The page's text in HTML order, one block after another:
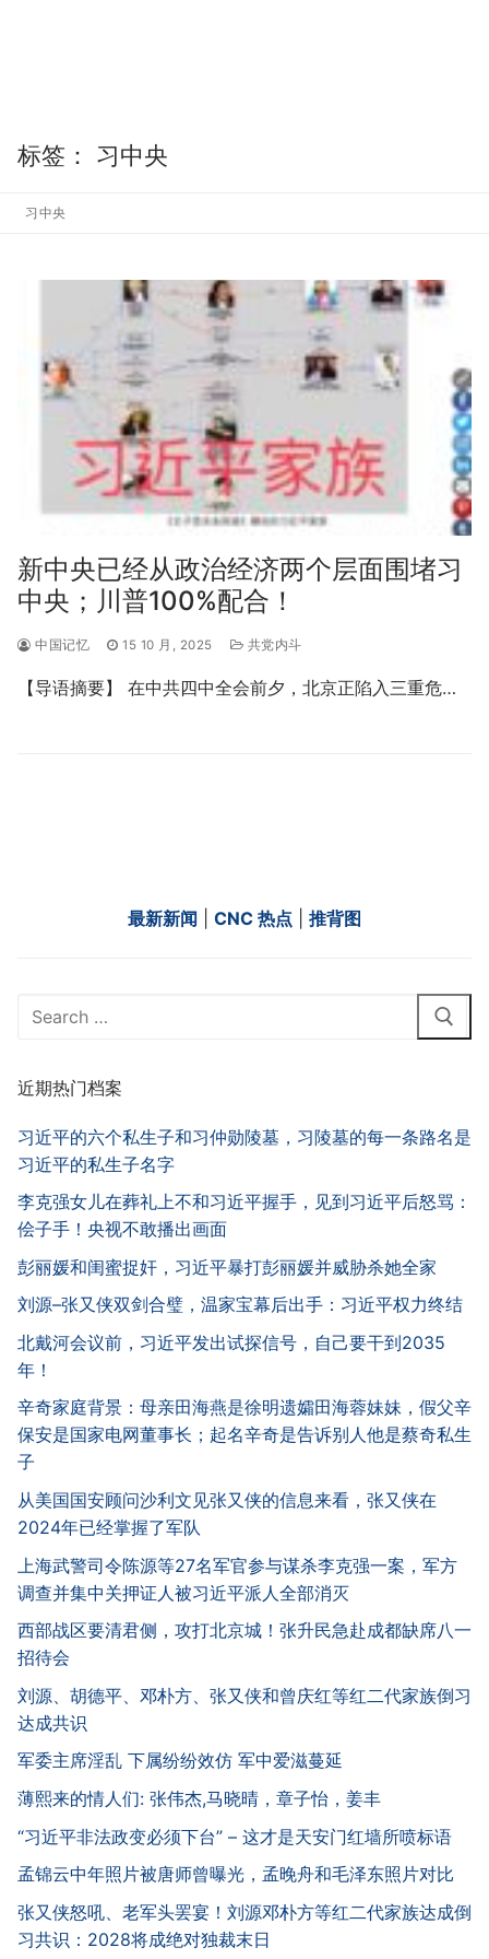
标签： 习中央
习中央
新中央已经从政治经济两个层面围堵习
中央；川普100%配合！
中国记忆 15 10 月, 2025 共党内斗
【导语摘要】 在中共四中全会前夕，北京正陷入三重危…
最新新闻 CNC 热点 推背图
Search
近期热门档案
习近平的六个私生子和习仲勋陵墓，习陵墓的每一条路名是
习近平的私生子名字
李克强女儿在葬礼上不和习近平握手，见到习近平后怒骂：
侩子手！央视不敢播出画面
彭丽媛和闺蜜捉奸，习近平暴打彭丽媛并威胁杀她全家
刘源–张又侠双剑合璧，温家宝幕后出手：习近平权力终结
北戴河会议前，习近平发出试探信号，自己要干到2035
年！
辛奇家庭背景：母亲田海燕是徐明遗孀田海蓉妹妹，假父辛
保安是国家电网董事长；起名辛奇是告诉别人他是蔡奇私生
子
从美国国安顾问沙利文见张又侠的信息来看，张又侠在
2024年已经掌握了军队
上海武警司令陈源等27名军官参与谋杀李克强一案，军方
调查并集中关押证人被习近平派人全部消灭
西部战区要清君侧，攻打北京城！张升民急赴成都缺席八一
招待会
刘源、胡德平、邓朴方、张又侠和曾庆红等红二代家族倒习
达成共识
军委主席淫乱 下属纷纷效仿 军中爱滋蔓延
薄熙来的情人们: 张伟杰,马晓晴，章子怡，姜丰
“习近平非法政变必须下台” – 这才是天安门红墙所喷标语
孟锦云中年照片被唐师曾曝光，孟晚舟和毛泽东照片对比
张又侠怒吼、老军头罢宴！刘源邓朴方等红二代家族达成倒
习共识：2028将成绝对独裁末日